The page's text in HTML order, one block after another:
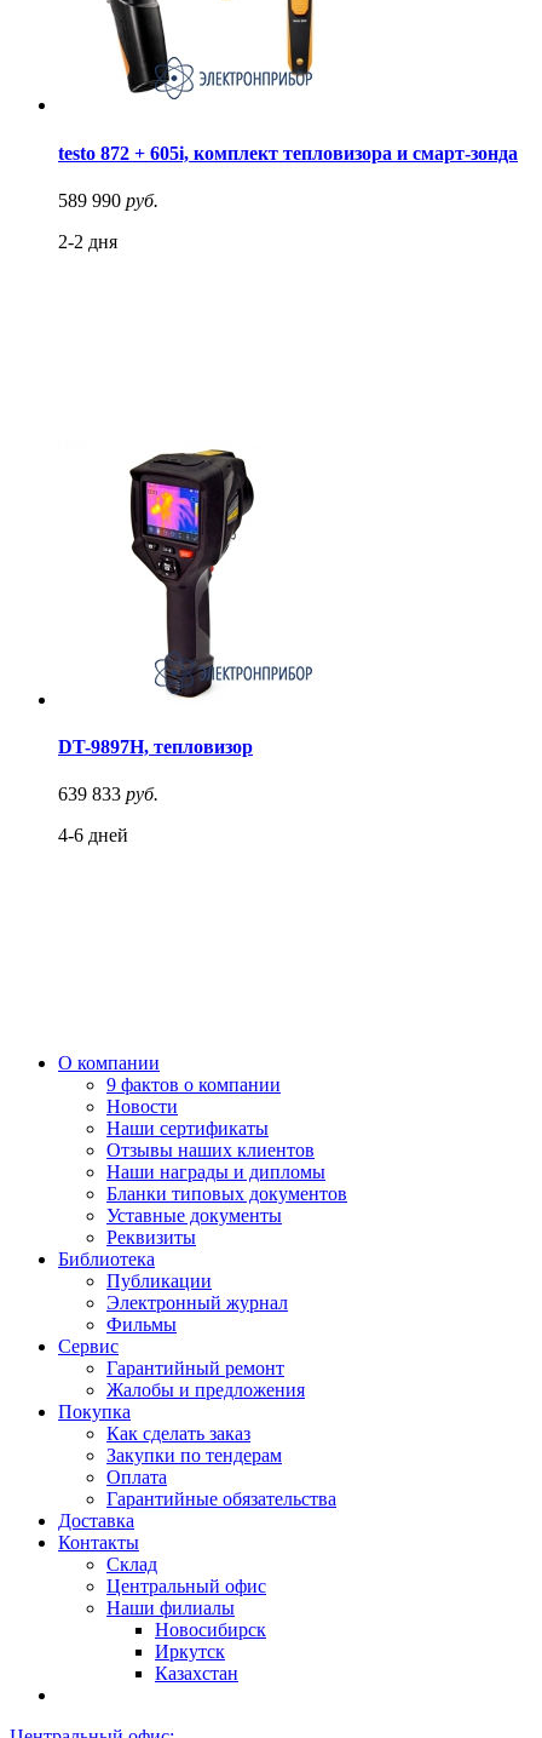
testo 872 + 605i, комплект тепловизора и смарт-зонда
589 990 руб.
2-2 дня
DT-9897H, тепловизор
639 833 руб.
4-6 дней
О компании
9 фактов о компании
Новости
Наши сертификаты
Отзывы наших клиентов
Наши награды и дипломы
Бланки типовых документов
Уставные документы
Реквизиты
Библиотека
Публикации
Электронный журнал
Фильмы
Сервис
Гарантийный ремонт
Жалобы и предложения
Покупка
Как сделать заказ
Закупки по тендерам
Оплата
Гарантийные обязательства
Доставка
Контакты
Склад
Центральный офис
Наши филиалы
Новосибирск
Иркутск
Казахстан